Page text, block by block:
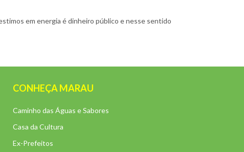
em energia é dinheiro público e nesse sentido
CONHEÇA MARAU
Caminho das Águas e Sabores
Casa da Cultura
Ex-Prefeitos